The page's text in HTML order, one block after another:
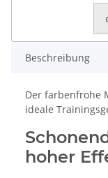
Beschreibung
Der farbenfrohe
ideale
hoher